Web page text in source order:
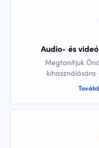
Audio- és
Megtanítjuk